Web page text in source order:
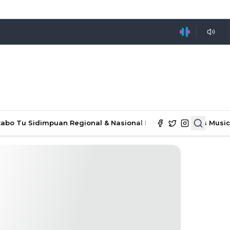
Tu Sidimpuan Regional & Nasional Ekonomi & Bisnis Music